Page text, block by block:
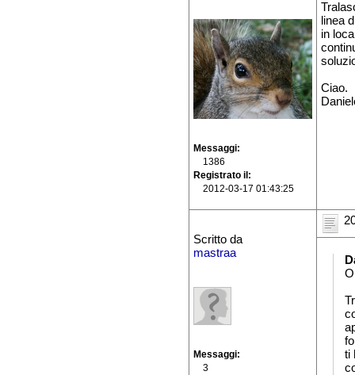
Messaggi
1386
Registrato il
2012-03-17 01:43:25
linea
in
Ciao.
Scritto da
mastraa
Messaggi
3
ti